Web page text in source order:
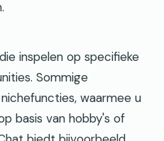
inspelen op specifieke
Sommige
waarmee u
basis van hobby's of